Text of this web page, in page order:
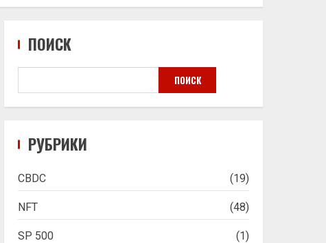
ПОИСК
ПОИСК
РУБРИКИ
CBDC (19)
NFT (48)
SP 500 (1)